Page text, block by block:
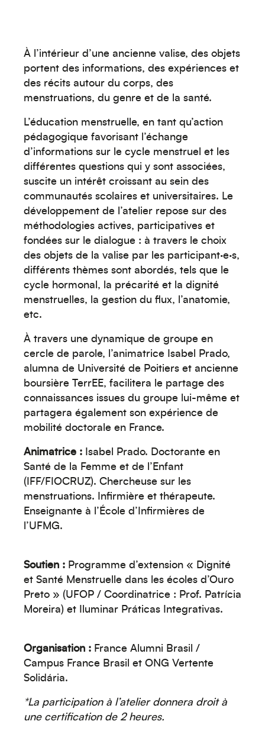
À l’intérieur d’une ancienne valise, des objets
portent des informations, des expériences et
des récits autour du corps, des
menstruations, du genre et de la santé.
L’éducation menstruelle, en tant qu’action
pédagogique favorisant l’échange
d’informations sur le cycle menstruel et les
différentes questions qui y sont associées,
suscite un intérêt croissant au sein des
communautés scolaires et universitaires. Le
développement de l’atelier repose sur des
méthodologies actives, participatives et
fondées sur le dialogue : à travers le choix
des objets de la valise par les participant·e·s,
différents thèmes sont abordés, tels que le
cycle hormonal, la précarité et la dignité
menstruelles, la gestion du flux, l’anatomie,
etc.
À travers une dynamique de groupe en
cercle de parole, l’animatrice Isabel Prado,
alumna de Université de Poitiers et ancienne
boursière TerrEE, facilitera le partage des
connaissances issues du groupe lui-même et
partagera également son expérience de
mobilité doctorale en France.
Animatrice : Isabel Prado. Doctorante en
Santé de la Femme et de l’Enfant
(IFF/FIOCRUZ). Chercheuse sur les
menstruations. Infirmière et thérapeute.
Enseignante à l’École d’Infirmières de
l’UFMG.
Soutien : Programme d’extension « Dignité
et Santé Menstruelle dans les écoles d’Ouro
Preto » (UFOP / Coordinatrice : Prof. Patrícia
Moreira) et Iluminar Práticas Integrativas.
Organisation : France Alumni Brasil /
Campus France Brasil et ONG Vertente
Solidária.
*La participation à l’atelier donnera droit à
une certification de 2 heures.
Créez votre événement